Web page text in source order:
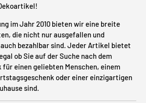
im Jahr 2010 bieten wir eine breite
die nicht nur ausgefallen und
bezahlbar sind. Jeder Artikel bietet
ob Sie auf der Suche nach dem
für einen geliebten Menschen, einem
oder einer einzigartigen
sind.